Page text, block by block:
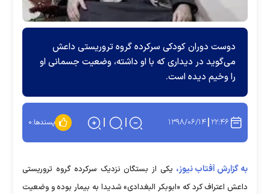
دوست دوران کودکی سرکرده گروه تروریستی داعش
می‌گوید در دیداری که با او داشته، وضعیت جسمانی او
را وخیم دیده است.
۲۲:۴۶ ۱۳۹۸/۰۶/۱۴ پسندها:۰
به گزارش آفتاب نیوز، یکی از بستگان نزدیک سرکرده گروه تروریستی
داعش اعتراف کرد که «ابوبکر البغدادی» شدیدا به بیمار بوده و وضعیت